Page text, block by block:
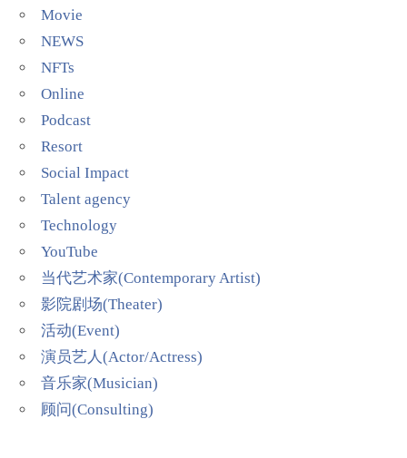
Movie
NEWS
NFTs
Online
Podcast
Resort
Social Impact
Talent agency
Technology
YouTube
当代艺术家(Contemporary Artist)
影院剧场(Theater)
活动(Event)
演员艺人(Actor/Actress)
音乐家(Musician)
顾问(Consulting)